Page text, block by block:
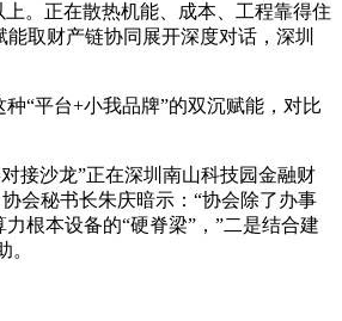
。正在散热机能、成本、工程靠得住
取财产链协同展开深度对话，深圳
“平台+小我品牌”的双沉赋能，对比
接沙龙”正在深圳南山科技园金融财
会秘书长朱庆暗示：“协会除了办事
根本设备的“硬脊梁”，”二是结合建